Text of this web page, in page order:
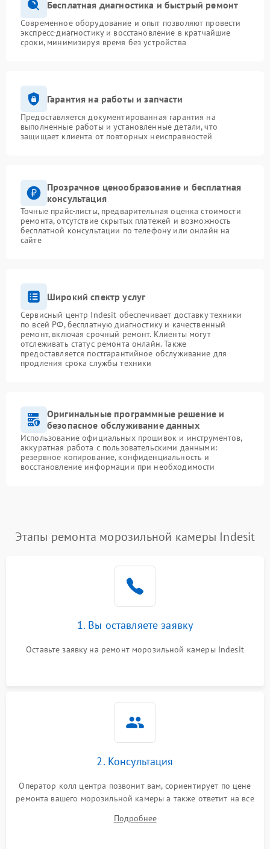
Бесплатная диагностика и быстрый ремонт
Современное оборудование и опыт позволяют провести
экспресс-диагностику и восстановление в кратчайшие
сроки, минимизируя время без устройства
Гарантия на работы и запчасти
Предоставляется документированная гарантия на
выполненные работы и установленные детали, что
защищает клиента от повторных неисправностей
Прозрачное ценообразование и бесплатная
консультация
Точные прайс-листы, предварительная оценка стоимости
ремонта, отсутствие скрытых платежей и возможность
бесплатной консультации по телефону или онлайн на
сайте
Широкий спектр услуг
Сервисный центр Indesit обеспечивает доставку техники
по всей РФ, бесплатную диагностику и качественный
ремонт, включая срочный ремонт. Клиенты могут
отслеживать статус ремонта онлайн. Также
предоставляется постгарантийное обслуживание для
продления срока службы техники
Оригинальные программные решение и
безопасное обслуживание данных
Использование официальных прошивок и инструментов,
аккуратная работа с пользовательскими данными:
резервное копирование, конфиденциальность и
восстановление информации при необходимости
Этапы ремонта морозильной камеры Indesit
1. Вы оставляете заявку
Оставьте заявку на ремонт морозильной камеры Indesit
2. Консультация
Оператор колл центра позвонит вам, сориентирует по цене
ремонта вашего морозильной камеры а также ответит на все
Подробнее